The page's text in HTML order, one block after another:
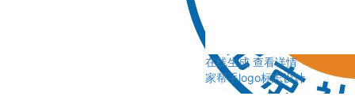
在线生成 查看详情
家帮手logo标志设计